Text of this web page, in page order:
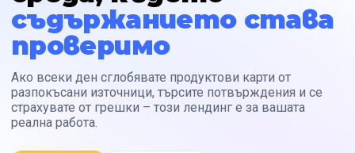
съдържанието става
проверимо
Ако всеки ден сглобявате продуктови карти от
разпокъсани източници, търсите потвърждения и се
страхувате от грешки – този лендинг е за вашата
реална работа.